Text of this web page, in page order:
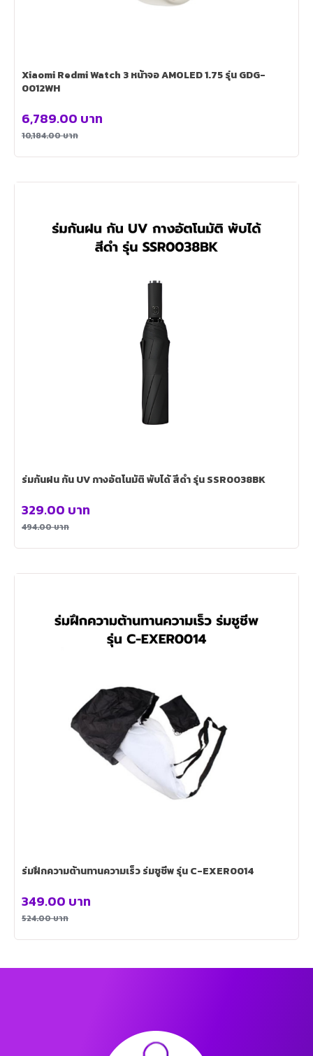
Xiaomi Redmi Watch 3 หน้าจอ AMOLED 1.75 รุ่น GDG-
0012WH
10,184.00บาท
6,789.00 บาท
ร่มกันฝน กัน UV กางอัตโนมัติ พับได้ สีดำ รุ่น SSR0038BK
494.00บาท
329.00 บาท
ร่มฝึกความต้านทานความเร็ว ร่มชูชีพ รุ่น C-EXER0014
524.00บาท
349.00 บาท